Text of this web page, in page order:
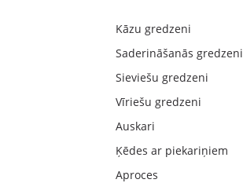
Kāzu gredzeni
Saderināšanās gredzeni
Sieviešu gredzeni
Vīriešu gredzeni
Auskari
Ķēdes ar piekariņiem
Aproces